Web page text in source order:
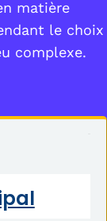
matière
le choix
complexe.